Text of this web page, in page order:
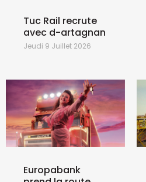
Tuc Rail recrute
avec d-artagnan
Jeudi 9 Juillet 2026
Europabank